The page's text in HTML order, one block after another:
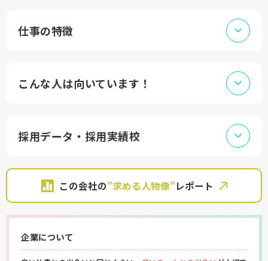
仕事の特徴
こんな人は向いています！
採用データ・採用実績校
この会社の”求める人物像”レポート
企業について